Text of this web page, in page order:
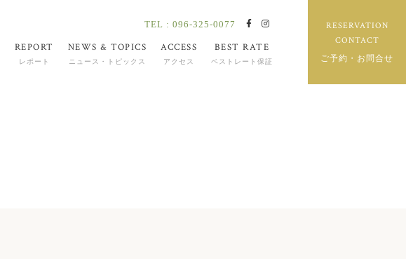
TEL : 096-325-0077
REPORT
レポート
NEWS & TOPICS
ニュース・トピックス
ACCESS
アクセス
BEST RATE
ベストレート保証
RESERVATION
CONTACT
ご予約・お問合せ